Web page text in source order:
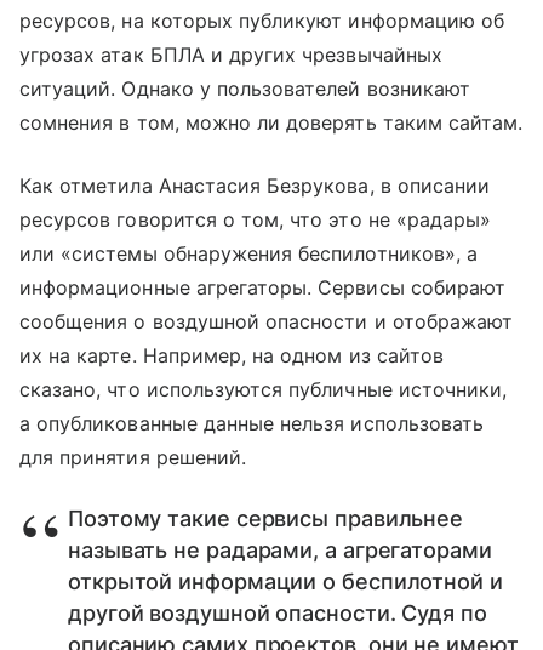
ресурсов, на которых публикуют информацию об
угрозах атак БПЛА и других чрезвычайных
ситуаций. Однако у пользователей возникают
сомнения в том, можно ли доверять таким сайтам.
Как отметила Анастасия Безрукова, в описании
ресурсов говорится о том, что это не «радары»
или «системы обнаружения беспилотников», а
информационные агрегаторы. Сервисы собирают
сообщения о воздушной опасности и отображают
их на карте. Например, на одном из сайтов
сказано, что используются публичные источники,
а опубликованные данные нельзя использовать
для принятия решений.
Поэтому такие сервисы правильнее
называть не радарами, а агрегаторами
открытой информации о беспилотной и
другой воздушной опасности. Судя по
описанию самих проектов, они не имеют